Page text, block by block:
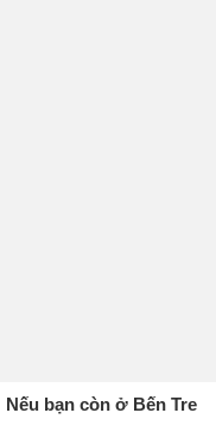
Nếu bạn còn ở Bến Tre